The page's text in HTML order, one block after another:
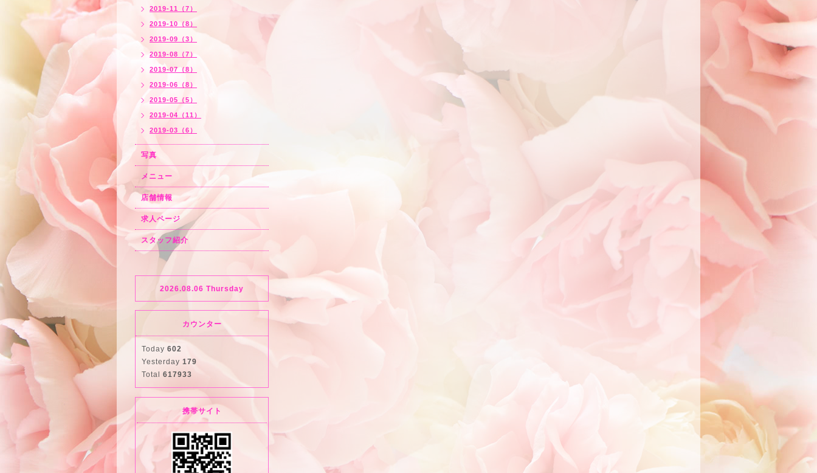
2019-11（7）
2019-10（8）
2019-09（3）
2019-08（7）
2019-07（8）
2019-06（8）
2019-05（5）
2019-04（11）
2019-03（6）
写真
メニュー
店舗情報
求人ページ
スタッフ紹介
2026.08.06 Thursday
カウンター
Today 602
Yesterday 179
Total 617933
携帯サイト